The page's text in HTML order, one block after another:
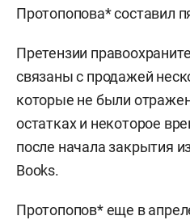
Протопопова* составил
Претензии
связаны с продажей
которые не были
остатках и некоторое
после начала закрытия
Books.
Протопопов* еще в